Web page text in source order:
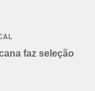
faz seleção